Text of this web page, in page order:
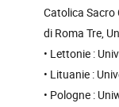
Catolica Sacro
di Roma Tre,
• Lettonie :
• Lituanie :
• Pologne :